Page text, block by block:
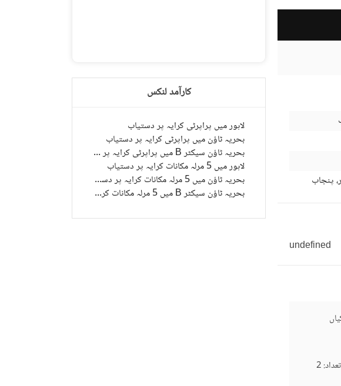
پنجاب
undefined
: 2
کارآمد لنکس
لاہور میں پراپرٹی کرایہ پر دستیاب
بحریہ ٹاؤن میں پراپرٹی کرایہ پر دستیاب
بحریہ ٹاؤن سیکٹر B میں پراپرٹی کرایہ پر دستیاب
لاہور میں 5 مرلہ مکانات کرایہ پر دستیاب
بحریہ ٹاؤن میں 5 مرلہ مکانات کرایہ پر دستیاب
بحریہ ٹاؤن سیکٹر B میں 5 مرلہ مکانات کرایہ پر دستیاب